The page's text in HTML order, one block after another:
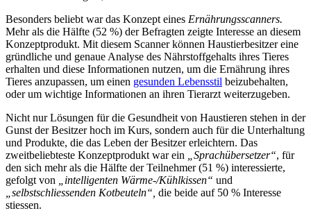
Besonders beliebt war das Konzept eines Ernährungsscanners.
Mehr als die Hälfte (52 %) der Befragten zeigte Interesse an diesem
Konzeptprodukt. Mit diesem Scanner können Haustierbesitzer eine
gründliche und genaue Analyse des Nährstoffgehalts ihres Tieres
erhalten und diese Informationen nutzen, um die Ernährung ihres
Tieres anzupassen, um einen gesunden Lebensstil beizubehalten,
oder um wichtige Informationen an ihren Tierarzt weiterzugeben.
Nicht nur Lösungen für die Gesundheit von Haustieren stehen in der
Gunst der Besitzer hoch im Kurs, sondern auch für die Unterhaltung
und Produkte, die das Leben der Besitzer erleichtern. Das
zweitbeliebteste Konzeptprodukt war ein
„Sprachübersetzer“, für
den sich mehr als die Hälfte der Teilnehmer (51 %) interessierte,
gefolgt von
„intelligenten Wärme-/Kühlkissen“ und
„selbstschliessenden Kotbeuteln“, die beide auf 50 % Interesse
stiessen.